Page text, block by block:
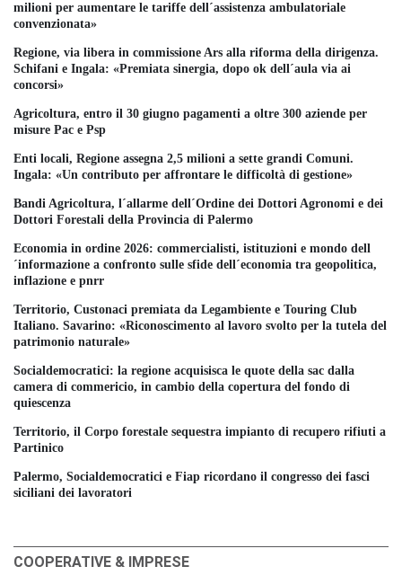
milioni per aumentare le tariffe dell´assistenza ambulatoriale
convenzionata»
Regione, via libera in commissione Ars alla riforma della dirigenza.
Schifani e Ingala: «Premiata sinergia, dopo ok dell´aula via ai
concorsi»
Agricoltura, entro il 30 giugno pagamenti a oltre 300 aziende per
misure Pac e Psp
Enti locali, Regione assegna 2,5 milioni a sette grandi Comuni.
Ingala: «Un contributo per affrontare le difficoltà di gestione»
Bandi Agricoltura, l´allarme dell´Ordine dei Dottori Agronomi e dei
Dottori Forestali della Provincia di Palermo
Economia in ordine 2026: commercialisti, istituzioni e mondo dell
´informazione a confronto sulle sfide dell´economia tra geopolitica,
inflazione e pnrr
Territorio, Custonaci premiata da Legambiente e Touring Club
Italiano. Savarino: «Riconoscimento al lavoro svolto per la tutela del
patrimonio naturale»
Socialdemocratici: la regione acquisisca le quote della sac dalla
camera di commericio, in cambio della copertura del fondo di
quiescenza
Territorio, il Corpo forestale sequestra impianto di recupero rifiuti a
Partinico
Palermo, Socialdemocratici e Fiap ricordano il congresso dei fasci
siciliani dei lavoratori
COOPERATIVE & IMPRESE